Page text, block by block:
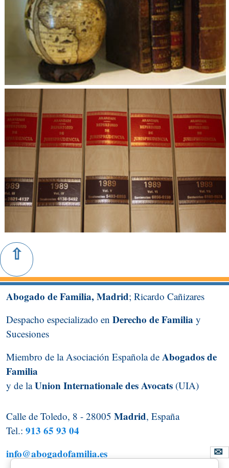
Abogado de Familia, Madrid; Ricardo Cañizares
Despacho especializado en Derecho de Familia y
Sucesiones
Miembro de la Asociación Española de Abogados de
Familia
y de laUnion Internationale des Avocats (UIA)
Calle de Toledo, 8 - 28005 Madrid, España
Tel.: 913 65 93 04
info@abogadofamilia.es